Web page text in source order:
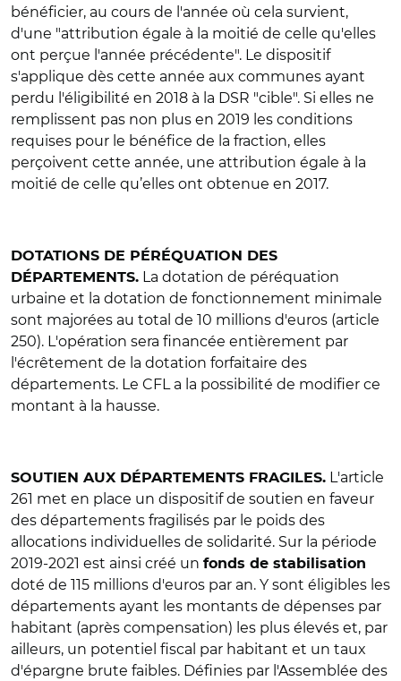
bénéficier, au cours de l'année où cela survient,
d'une "attribution égale à la moitié de celle qu'elles
ont perçue l'année précédente". Le dispositif
s'applique dès cette année aux communes ayant
perdu l'éligibilité en 2018 à la DSR "cible". Si elles ne
remplissent pas non plus en 2019 les conditions
requises pour le bénéfice de la fraction, elles
perçoivent cette année, une attribution égale à la
moitié de celle qu’elles ont obtenue en 2017.
DOTATIONS DE PÉRÉQUATION DES
DÉPARTEMENTS. La dotation de péréquation
urbaine et la dotation de fonctionnement minimale
sont majorées au total de 10 millions d'euros (article
250). L'opération sera financée entièrement par
l'écrêtement de la dotation forfaitaire des
départements. Le CFL a la possibilité de modifier ce
montant à la hausse.
SOUTIEN AUX DÉPARTEMENTS FRAGILES. L'article
261 met en place un dispositif de soutien en faveur
des départements fragilisés par le poids des
allocations individuelles de solidarité. Sur la période
2019-2021 est ainsi créé un fonds de stabilisation
doté de 115 millions d'euros par an. Y sont éligibles les
départements ayant les montants de dépenses par
habitant (après compensation) les plus élevés et, par
ailleurs, un potentiel fiscal par habitant et un taux
d'épargne brute faibles. Définies par l'Assemblée des